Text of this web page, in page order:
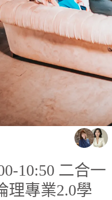
10:50 二合一
理專業2.0學